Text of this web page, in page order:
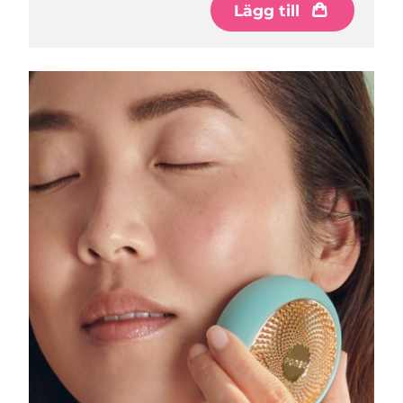
Lägg till
Malaysia Förväntad leverans8/12/26
Malta Förväntad leverans8/9/26
Mexiko Förväntad leverans 8/13/26
Förväntad leverans8/10/26
Nederländerna Förväntad leverans8/9/26
Nya Zeeland Förväntad leverans8/9/26
Norge Förväntad leverans8/9/26
Oman Förväntad leverans8/12/26